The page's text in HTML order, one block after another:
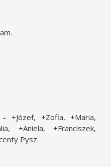
+Józef, +Zofia, +Maria,
+Aniela, +Franciszek,
Pysz.